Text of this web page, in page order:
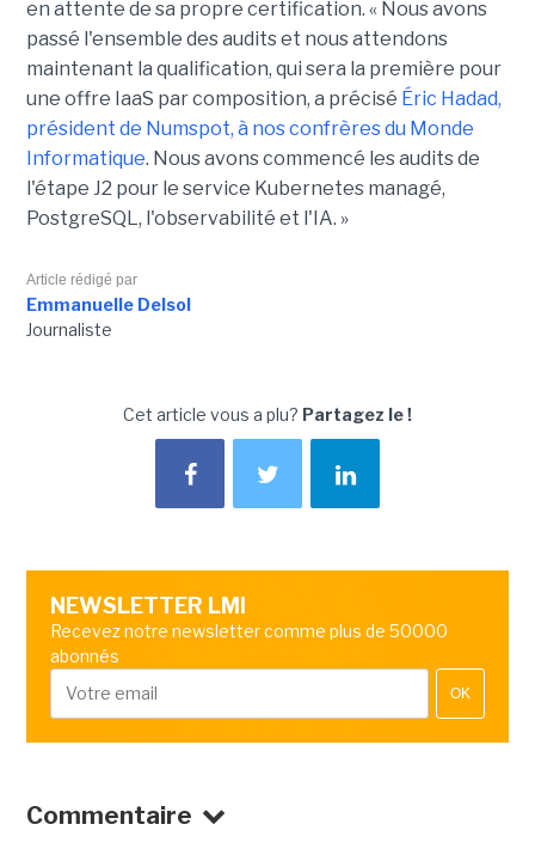
en attente de sa propre certification. « Nous avons
passé l'ensemble des audits et nous attendons
maintenant la qualification, qui sera la première pour
une offre IaaS par composition, a précisé Éric Hadad,
président de Numspot, à nos confrères du Monde
Informatique. Nous avons commencé les audits de
l'étape J2 pour le service Kubernetes managé,
PostgreSQL, l'observabilité et l'IA. »
Article rédigé par
Emmanuelle Delsol
Journaliste
Cet article vous a plu? Partagez le !
NEWSLETTER LMI
Recevez notre newsletter comme plus de 50000
abonnés
OK
Commentaire